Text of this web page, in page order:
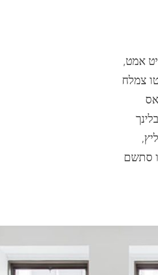
אמט,
צמלח
סתשם